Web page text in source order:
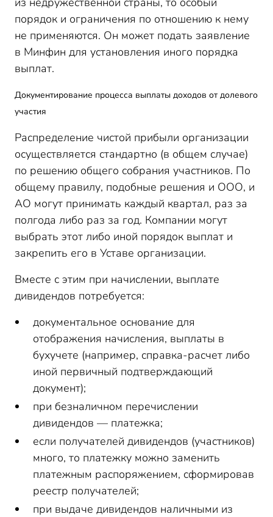
порядок и ограничения по отношению к нему
не применяются. Он может подать заявление
в Минфин для установления иного порядка
выплат.
Документирование процесса выплаты доходов от долевого
участия
Распределение чистой прибыли организации
осуществляется стандартно (в общем случае)
по решению общего собрания участников. По
общему правилу, подобные решения и ООО, и
АО могут принимать каждый квартал, раз за
полгода либо раз за год. Компании могут
выбрать этот либо иной порядок выплат и
закрепить его в Уставе организации.
Вместе с этим при начислении, выплате
дивидендов потребуется:
документальное основание для
отображения начисления, выплаты в
бухучете (например, справка-расчет либо
иной первичный подтверждающий
документ);
при безналичном перечислении
дивидендов — платежка;
если получателей дивидендов (участников)
много, то платежку можно заменить
платежным распоряжением, сформировав
реестр получателей;
при выдаче дивидендов наличными из